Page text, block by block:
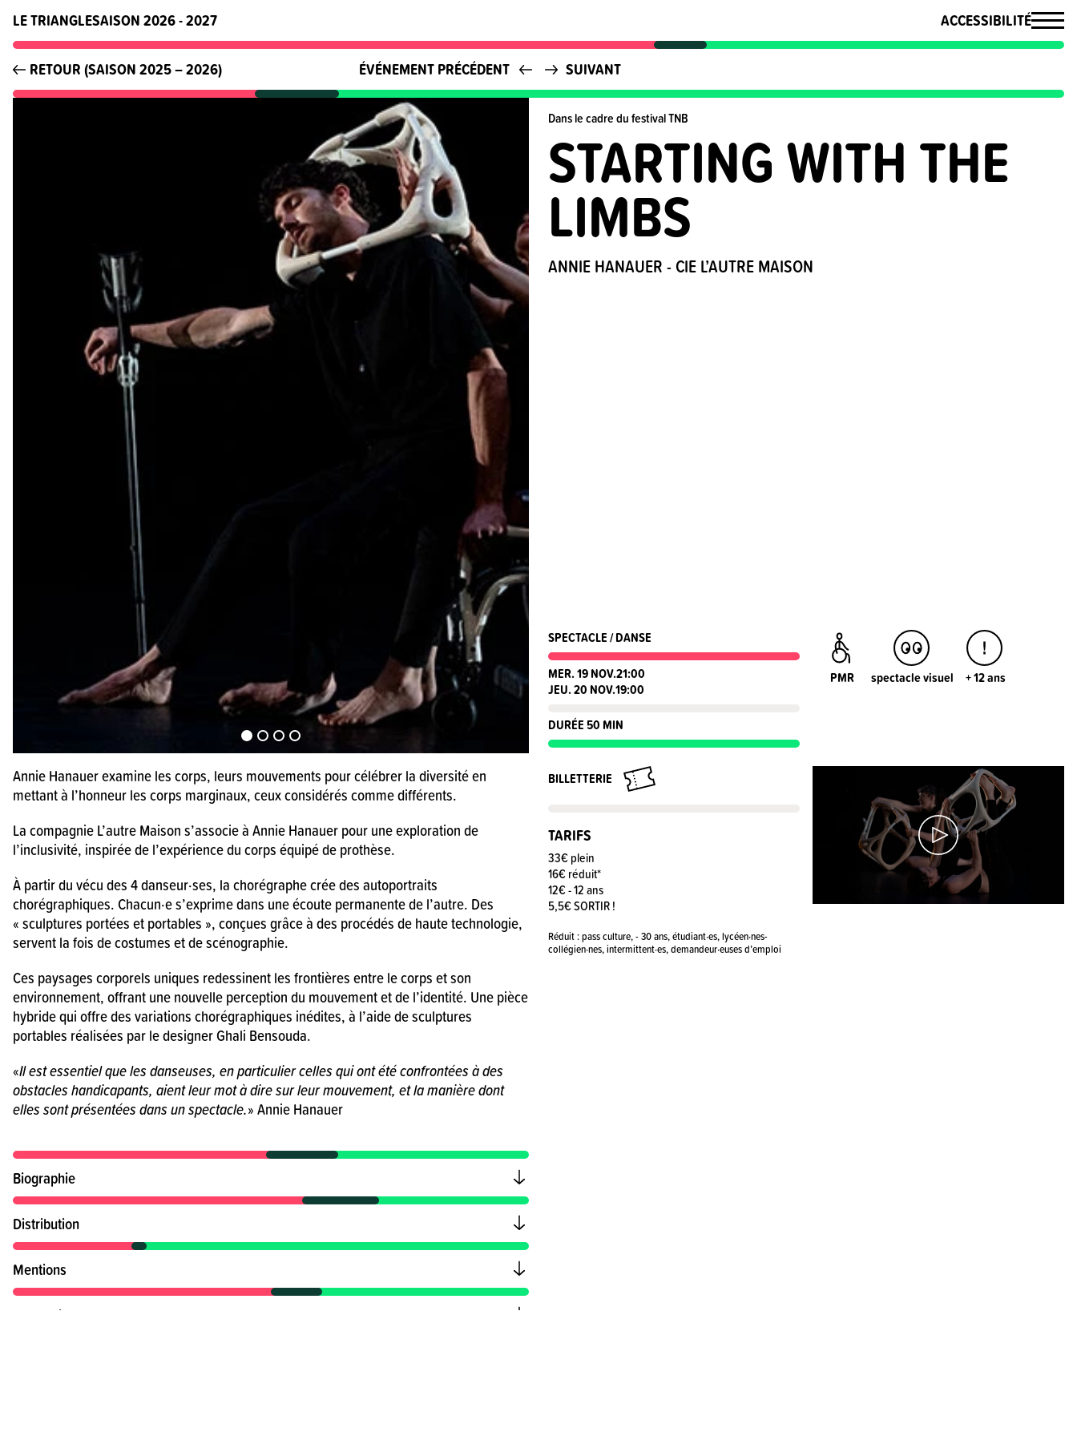
LE TRIANGLESAISON 2026 - 2027 ACCESSIBILITÉ
RETOUR (SAISON 2025 – 2026) ÉVÉNEMENT PRÉCÉDENT SUIVANT
Dans le cadre du festival TNB
STARTING WITH THE
LIMBS
ANNIE HANAUER - CIE L’AUTRE MAISON
SPECTACLE / DANSE
MER. 19 NOV.21:00
JEU. 20 NOV.19:00
DURÉE 50 MIN
PMR spectacle visuel + 12 ans
Annie Hanauer examine les corps, leurs mouvements pour célébrer la diversité en
mettant à l’honneur les corps marginaux, ceux considérés comme différents.
La compagnie L’autre Maison s’associe à Annie Hanauer pour une exploration de
l’inclusivité, inspirée de l’expérience du corps équipé de prothèse.
À partir du vécu des 4 danseur·ses, la chorégraphe crée des autoportraits
chorégraphiques. Chacun·e s’exprime dans une écoute permanente de l’autre. Des
« sculptures portées et portables », conçues grâce à des procédés de haute technologie,
servent la fois de costumes et de scénographie.
Ces paysages corporels uniques redessinent les frontières entre le corps et son
environnement, offrant une nouvelle perception du mouvement et de l’identité. Une pièce
hybride qui offre des variations chorégraphiques inédites, à l’aide de sculptures
portables réalisées par le designer Ghali Bensouda.
«Il est essentiel que les danseuses, en particulier celles qui ont été confrontées à des
obstacles handicapants, aient leur mot à dire sur leur mouvement, et la manière dont
elles sont présentées dans un spectacle.» Annie Hanauer
Biographie
Distribution
Mentions
Partenaire
BILLETTERIE
TARIFS
33€ plein
16€ réduit*
12€ - 12 ans
5,5€ SORTIR !
Réduit : pass culture, - 30 ans, étudiant·es, lycéen·nes-
collégien·nes, intermittent·es, demandeur·euses d’emploi